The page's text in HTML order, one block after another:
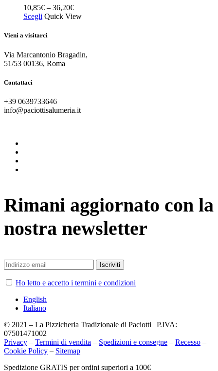
10,85€ – 36,20€
Scegli Quick View
Vieni a visitarci
Via Marcantonio Bragadin,
51/53 00136, Roma
Contattaci
+39 0639733646
info@paciottisalumeria.it
Rimani aggiornato con la
nostra newsletter
Ho letto e accetto i termini e condizioni
English
Italiano
© 2021 – La Pizzicheria Tradizionale di Paciotti | P.IVA:
07501471002
Privacy – Termini di vendita – Spedizioni e consegne – Recesso –
Cookie Policy – Sitemap
Chiudi
Spedizione GRATIS per ordini superiori a 100€